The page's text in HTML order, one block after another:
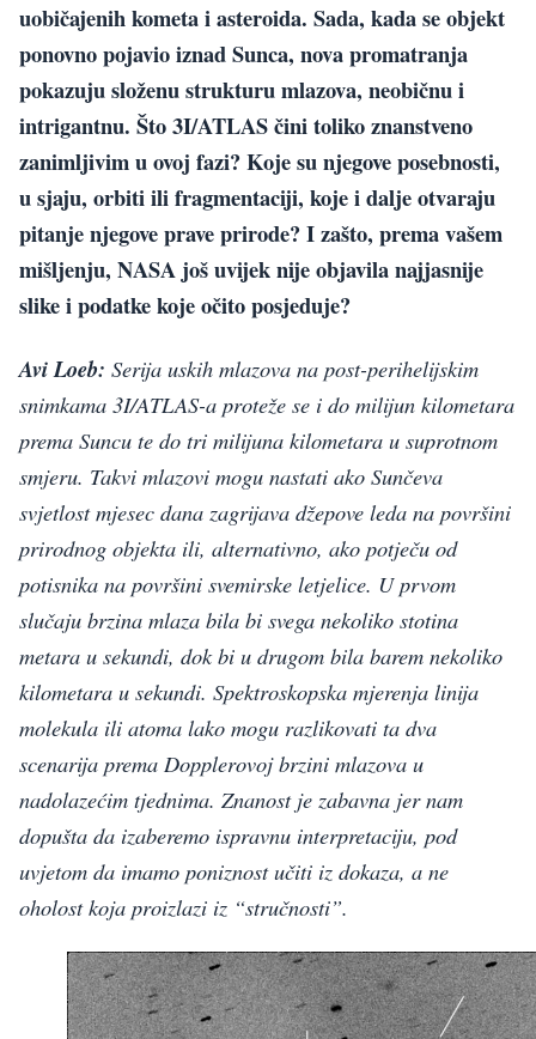
uobičajenih kometa i asteroida. Sada, kada se objekt
ponovno pojavio iznad Sunca, nova promatranja
pokazuju složenu strukturu mlazova, neobičnu i
intrigantnu. Što 3I/ATLAS čini toliko znanstveno
zanimljivim u ovoj fazi? Koje su njegove posebnosti,
u sjaju, orbiti ili fragmentaciji, koje i dalje otvaraju
pitanje njegove prave prirode? I zašto, prema vašem
mišljenju, NASA još uvijek nije objavila najjasnije
slike i podatke koje očito posjeduje?
Avi Loeb: Serija uskih mlazova na post-perihelijskim
snimkama 3I/ATLAS-a proteže se i do milijun kilometara
prema Suncu te do tri milijuna kilometara u suprotnom
smjeru. Takvi mlazovi mogu nastati ako Sunčeva
svjetlost mjesec dana zagrijava džepove leda na površini
prirodnog objekta ili, alternativno, ako potječu od
potisnika na površini svemirske letjelice. U prvom
slučaju brzina mlaza bila bi svega nekoliko stotina
metara u sekundi, dok bi u drugom bila barem nekoliko
kilometara u sekundi. Spektroskopska mjerenja linija
molekula ili atoma lako mogu razlikovati ta dva
scenarija prema Dopplerovoj brzini mlazova u
nadolazećim tjednima. Znanost je zabavna jer nam
dopušta da izaberemo ispravnu interpretaciju, pod
uvjetom da imamo poniznost učiti iz dokaza, a ne
oholost koja proizlazi iz “stručnosti”.